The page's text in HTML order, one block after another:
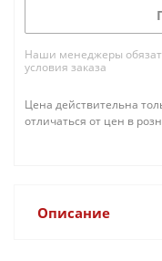
Наши менеджеры
условия заказа
Цена действительна
отличаться от цен в
Описание